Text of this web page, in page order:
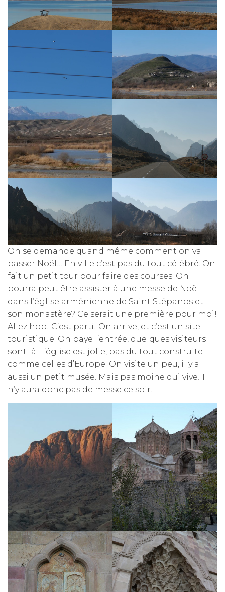
On se demande quand même comment on va
passer Noël… En ville c’est pas du tout célébré. On
fait un petit tour pour faire des courses. On
pourra peut être assister à une messe de Noël
dans l’église arménienne de Saint Stépanos et
son monastère? Ce serait une première pour moi!
Allez hop! C’est parti! On arrive, et c’est un site
touristique. On paye l’entrée, quelques visiteurs
sont là. L’église est jolie, pas du tout construite
comme celles d’Europe. On visite un peu, il y a
aussi un petit musée. Mais pas moine qui vive! Il
n’y aura donc pas de messe ce soir.